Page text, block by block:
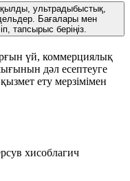
ультрадыбыстық,
Бағалары мен
тапсырыс беріңіз.
үй, коммерциялық
дәл есептеуге
ету мерзімімен
сув хисоблагич